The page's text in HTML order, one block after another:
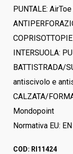
PUNTALE:
INTERSUOLA:
BATTISTRADA/
antiscivolo e
CALZATA/
Mondopoint
Normativa EU:
COD: RI11424